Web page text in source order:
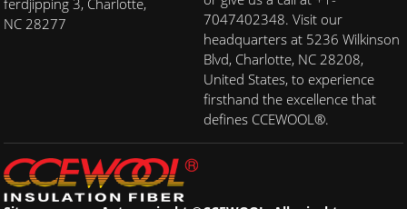
NC 28277
7047402348. Visit our
headquarters at 5236 Wilkinson
Blvd, Charlotte, NC 28208,
United States, to experience
firsthand the excellence that
defines CCEWOOL®.